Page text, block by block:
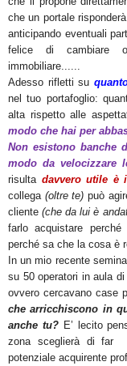
che un portale
anticipando eventuali
felice di cambiare
immobiliare......
Adesso rifletti su
nel tuo portafoglio:
alta rispetto alle
modo che hai per
Non esistono banche
modo da velocizzare
risulta davvero utile è
collega (oltre te) può
cliente(che da lui è
farlo acquistare
perché sa che la cosa è
In un mio recente
su 50 operatori in aula
ovvero cercavano case
che arricchiscono in
anche tu?E’ lecito
zona sceglierà di far
potenziale acquirente